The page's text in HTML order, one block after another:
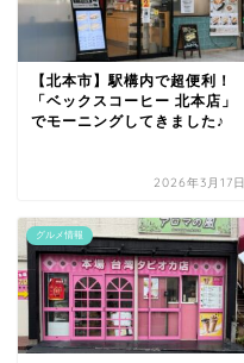
【北本市】駅構内で超便利！
「ベックスコーヒー 北本店」
でモーニングしてきました♪
2026年3月17日
グルメ情報